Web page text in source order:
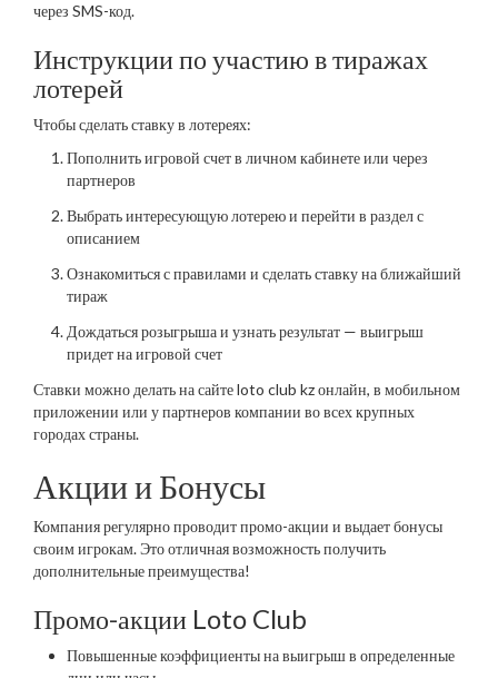
через SMS-код.
Инструкции по участию в тиражах
лотерей
Чтобы сделать ставку в лотереях:
Пополнить игровой счет в личном кабинете или через
партнеров
Выбрать интересующую лотерею и перейти в раздел с
описанием
Ознакомиться с правилами и сделать ставку на ближайший
тираж
Дождаться розыгрыша и узнать результат — выигрыш
придет на игровой счет
Ставки можно делать на сайте loto club kz онлайн, в мобильном
приложении или у партнеров компании во всех крупных
городах страны.
Акции и Бонусы
Компания регулярно проводит промо-акции и выдает бонусы
своим игрокам. Это отличная возможность получить
дополнительные преимущества!
Промо-акции Loto Club
Повышенные коэффициенты на выигрыш в определенные